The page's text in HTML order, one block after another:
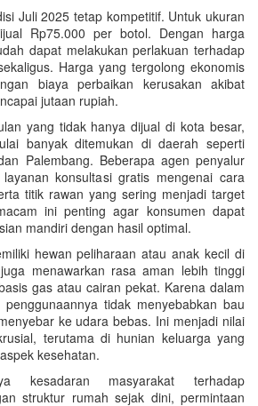
Juli 2025 tetap kompetitif. Untuk ukuran
Rp75.000 per botol. Dengan harga
dapat melakukan perlakuan terhadap
Harga yang tergolong ekonomis
biaya perbaikan kerusakan akibat
jutaan rupiah.
yang tidak hanya dijual di kota besar,
banyak ditemukan di daerah seperti
Palembang. Beberapa agen penyalur
konsultasi gratis mengenai cara
titik rawan yang sering menjadi target
ini penting agar konsumen dapat
mandiri dengan hasil optimal.
hewan peliharaan atau anak kecil di
menawarkan rasa aman lebih tinggi
gas atau cairan pekat. Karena dalam
tidak menyebabkan bau
ke udara bebas. Ini menjadi nilai
terutama di hunian keluarga yang
kesehatan.
kesadaran masyarakat terhadap
struktur rumah sejak dini, permintaan